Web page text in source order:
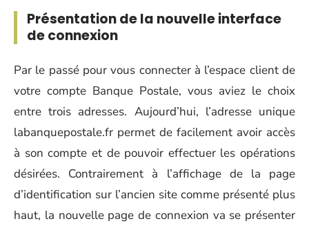
Présentation de la nouvelle interface
de connexion
Par le passé pour vous connecter à l’espace client de
votre compte Banque Postale, vous aviez le choix
entre trois adresses. Aujourd’hui, l’adresse unique
labanquepostale.fr permet de facilement avoir accès
à son compte et de pouvoir effectuer les opérations
désirées. Contrairement à l’affichage de la page
d’identification sur l’ancien site comme présenté plus
haut, la nouvelle page de connexion va se présenter